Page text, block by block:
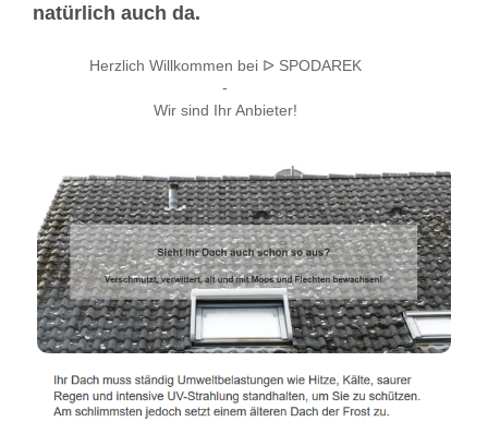
natürlich auch da.
Herzlich Willkommen bei ᐅ SPODAREK
-
Wir sind Ihr Anbieter!